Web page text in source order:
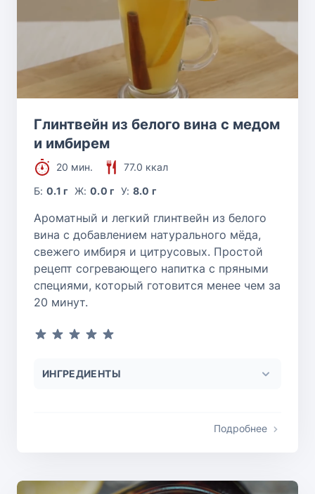
Глинтвейн из белого вина с медом
и имбирем
20 мин.
77.0 ккал
Б:0.1 г Ж: 0.0 г У: 8.0 г
Ароматный и легкий глинтвейн из белого
вина с добавлением натурального мёда,
свежего имбиря и цитрусовых. Простой
рецепт согревающего напитка с пряными
специями, который готовится менее чем за
20 минут.
ИНГРЕДИЕНТЫ
Подробнее